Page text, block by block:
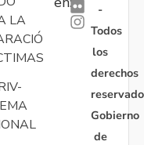
LA
-
Todos
los
derechos
Gobierno
de